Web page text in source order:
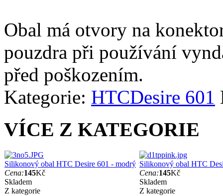
Obal má otvory na
pouzdra při používání
před poškozením.
Kategorie: HTCDesire 601
VÍCE Z KATEGORIE
Silikonový obal HTC Desire 601 - modrý
Cena:145Kč
Skladem
Z kategorie
Silikonový obal HTC
Cena:145Kč
Skladem
Z kategorie